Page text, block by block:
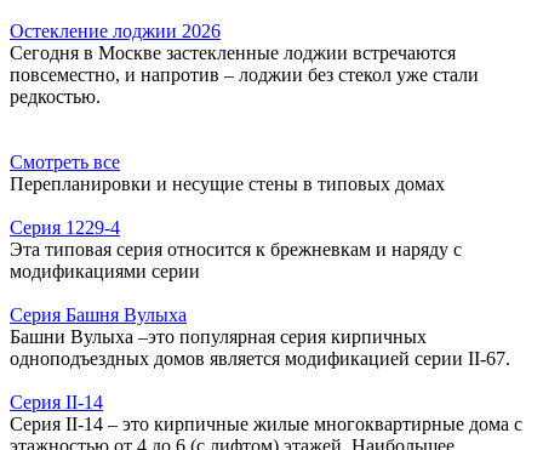
Остекление лоджии 2026
Сегодня в Москве застекленные лоджии встречаются
повсеместно, и напротив – лоджии без стекол уже стали
редкостью.
Смотреть все
Перепланировки и несущие стены в типовых домах
Серия 1229-4
Эта типовая серия относится к брежневкам и наряду с
модификациями серии
Серия Башня Вулыха
Башни Вулыха –это популярная серия кирпичных
одноподъездных домов является модификацией серии II-67.
Серия II-14
Серия II-14 – это кирпичные жилые многоквартирные дома с
этажностью от 4 до 6 (с лифтом) этажей. Наибольшее